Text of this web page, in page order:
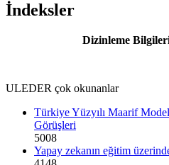
İndeksler
Dizinleme
ULEDER çok okunanlar
Türkiye Yüzyılı Maarif
Görüşleri
5008
Yapay zekanın eğitim